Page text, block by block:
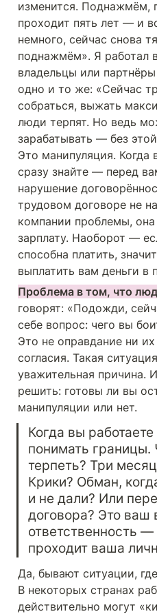
изменится. Поднажмём,
проходит пять лет — и
немного, сейчас снова
поднажмём». Я работал
владельцы или
одно и то же: «Сейчас
собраться, выжать
люди терпят. Но ведь
зарабатывать — без
Это манипуляция.
сразу знайте — перед
нарушение
трудовом договоре не
компании проблемы,
зарплату. Наоборот —
способна платить,
выплатить вам деньги в
Проблема в том, что
говорят: «Подожди,
себе вопрос: чего вы
Это не оправдание ни
согласия. Такая
уважительная причина.
решить: готовы ли вы
манипуляции или нет.
Когда вы
понимать границы.
терпеть? Три
Крики? Обман,
и не дали? Или
договора? Это
ответственность
проходит ваша
Да, бывают ситуации,
В некоторых странах
действительно могут